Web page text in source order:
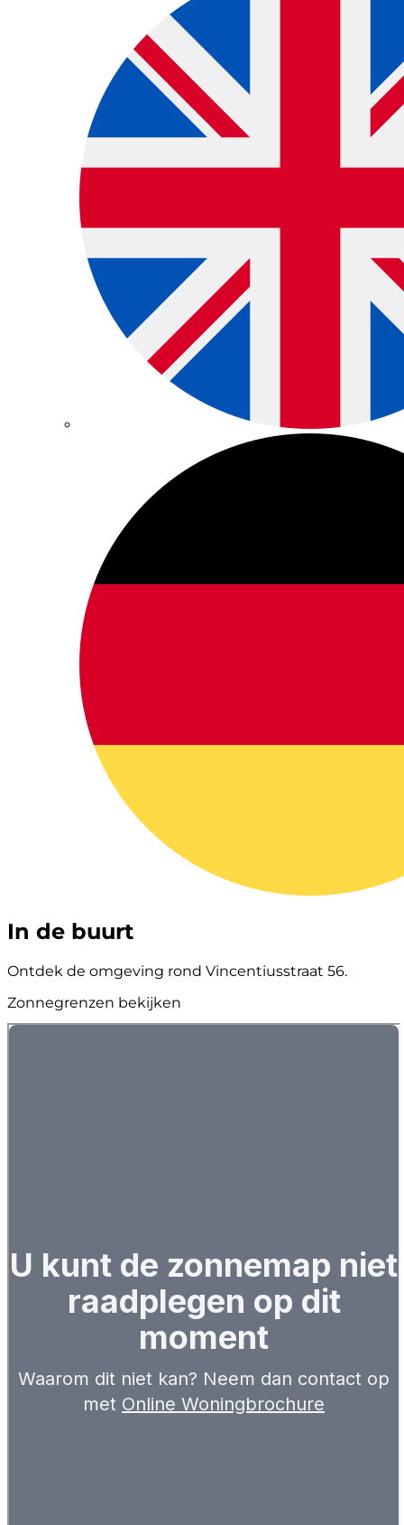
In de buurt
Ontdek de omgeving rond Vincentiusstraat 56.
Zonnegrenzen bekijken